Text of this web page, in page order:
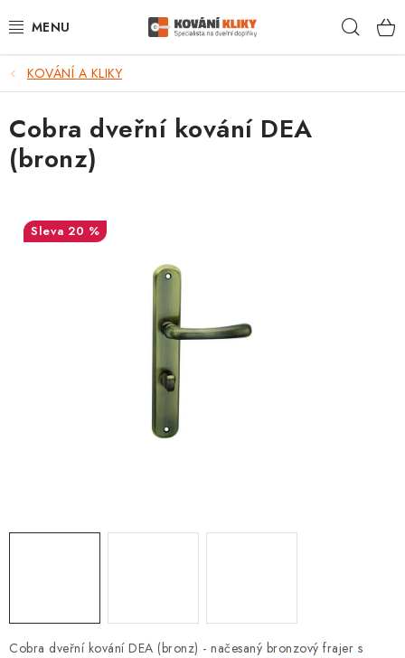
na
VÝPRODEJ - TOP AKCE
BLOG
UŽITEČNÉ RADY
VRÁCENÍ ZBOŽÍ
CYLINDRICKÉ VLOŽKY
KOVÁNÍ A KLIKY
Cobra dveřní kování DEA (bronz) - načesaný bronzový frajer s
Cobra dveřní kování DEA
(bronz)
20 %